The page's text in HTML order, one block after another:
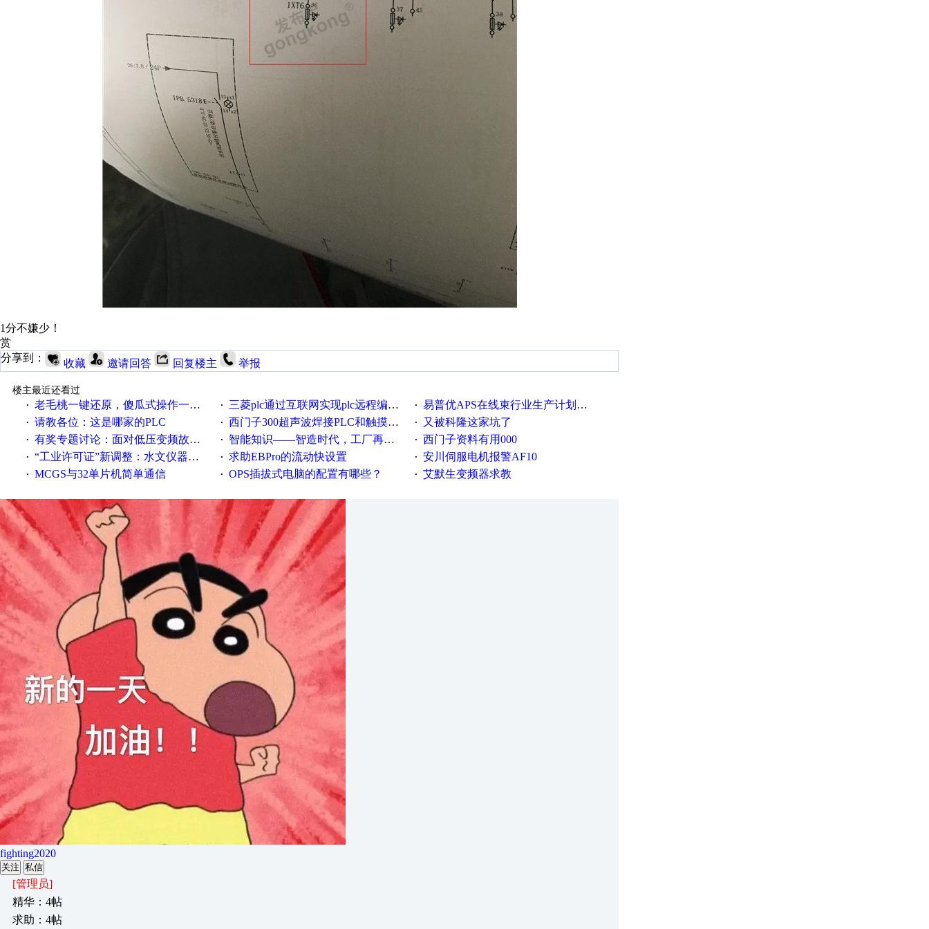
1分不嫌少！
赏
分享到：
收藏 邀请回答 回复楼主 举报
楼主最近还看过
· 老毛桃一键还原，傻瓜式操作一键轻松备份还原；程序为向导式安装，一键即可实现自动备份或还原系统。 · 三菱plc通过互联网实现plc远程编程和程序上下载的方法 · 易普优APS在线束行业生产计划排产中的应用案例
· 请教各位：这是哪家的PLC · 西门子300超声波焊接PLC和触摸屏程序 · 又被科隆这家坑了
· 有奖专题讨论：面对低压变频故障，老手是这样解决的！ · 智能知识——智造时代，工厂再不信息化就OUT了！ · 西门子资料有用000
· “工业许可证”新调整：水文仪器等19类产品取消事前生产许可 · 求助EBPro的流动快设置 · 安川伺服电机报警AF10
· MCGS与32单片机简单通信 · OPS插拔式电脑的配置有哪些？ · 艾默生变频器求教
fighting2020
关注 私信
[管理员]
精华：4帖
求助：4帖